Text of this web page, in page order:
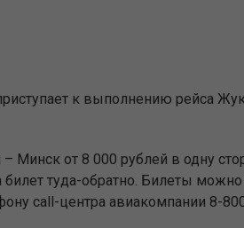
к выполнению рейса
Минск от 8 000 рублей в одну
туда-обратно. Билеты
call-центра авиакомпании 8-